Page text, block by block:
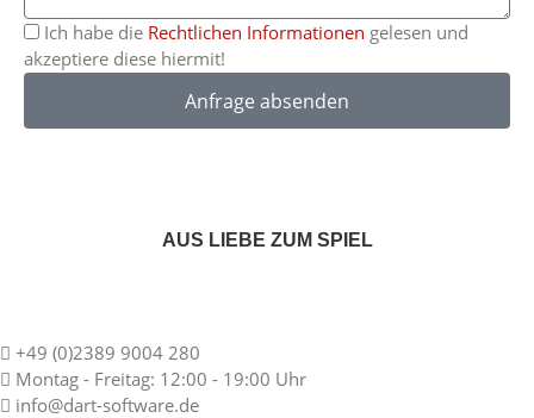
Ich habe die Rechtlichen Informationen gelesen und
akzeptiere diese hiermit!
Anfrage absenden
AUS LIEBE ZUM SPIEL
+49 (0)2389 9004 280
Montag - Freitag: 12:00 - 19:00 Uhr
info@dart-software.de